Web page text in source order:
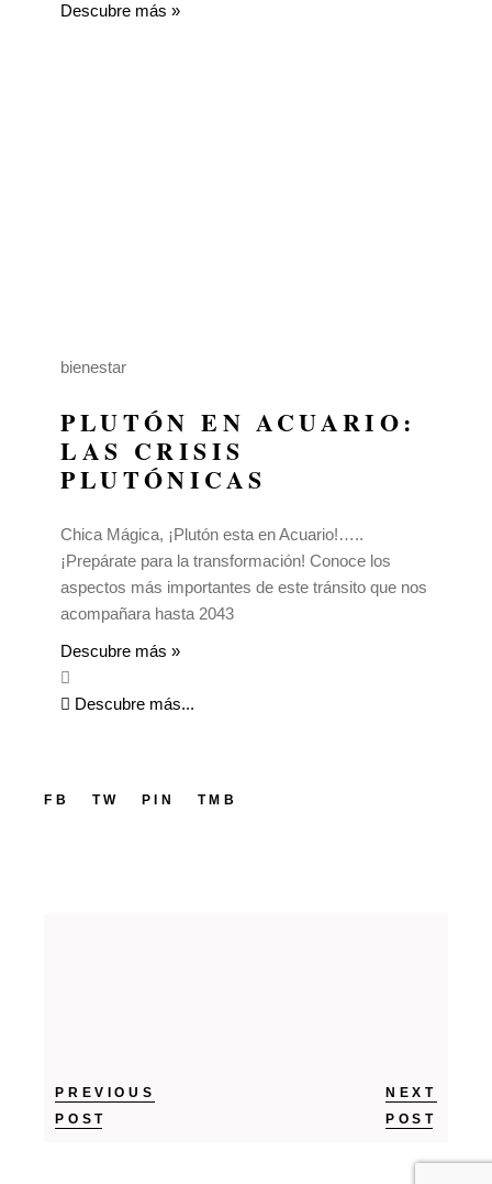
Descubre más »
bienestar
PLUTÓN EN ACUARIO:
LAS CRISIS
PLUTÓNICAS
Chica Mágica, ¡Plutón esta en Acuario!…..
¡Prepárate para la transformación! Conoce los
aspectos más importantes de este tránsito que nos
acompañara hasta 2043
Descubre más »
Descubre más...
FB TW PIN TMB
PREVIOUS
POST
NEXT
POST